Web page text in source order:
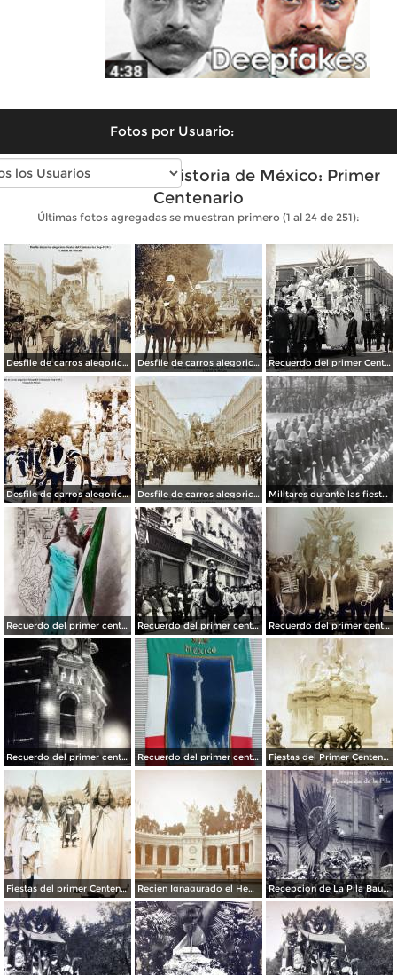
Fotos por Usuario:
Fotos antiguas de Historia de México: Primer
Centenario
Últimas fotos agregadas se muestran primero (1 al 24 de 251):
Desfile de carros alegoricos Fiestas del Centenario ( Sep-1910 ) Ciudad de México Desfile de carros alegoricos Fiestas del Centenario ( Sep-1910 ) Ciudad de México Recuerdo del primer Centenario de la Independencia Mexicana carro de La Justicia ( Sep-1910 ) Ciudad de México.
Desfile de carros alegoricos Fiestas del Centenario ( Sep-1910 ) Ciudad de México Desfile de carros alegoricos Fiestas del Centenario ( Sep-1910 ) Ciudad de México Militares durante las fiestas de Primer Centenario de la Independencia (1910)
Recuerdo del primer centenario de la independencia de Mexico 15 de Septiembre de 1910 Recuerdo del primer centenario de la independencia Mexicana Desfile Ciudad de México15 de Septiembre de 1910 Recuerdo del primer centenario de la independencia Mexicana Desfile Ciudad de México 15 de Septiembre de 1910
Recuerdo del primer centenario de la independencia Mexicana Edificio La Mexicana Ciudad de México15 de Septiembre de 1910 Recuerdo del primer centenario de la independencia Mexicana 15 de Septiembre de 1910 Fiestas del Primer Centenario Inaguracion de la Columna de la Independencia Por el Fotografo Fernando Kososky
Fiestas del primer Centenario ( 1910 ) Sacerdotes Aztecas por el fotografo Felix Miret. Recien Ignagurado el Hemiciclo a Juarez en las Fiestas del Centenario ( Sep-1910 ) Recepcion de La Pila Bautismal de M Hidalgo Fiestas del Centenario ( Sep-1910 ) por el Fotógrafo Fernando Kososky.